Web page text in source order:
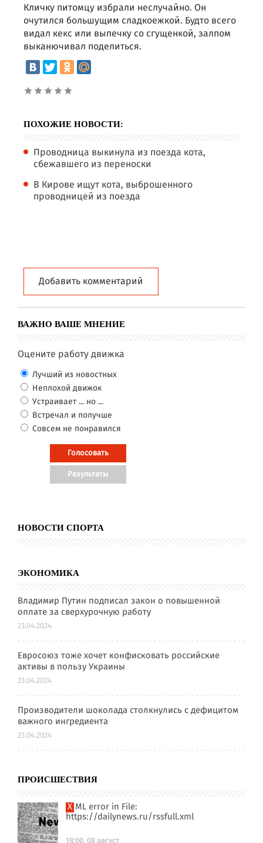
Кличку питомцу избрали неслучайно. Он
очутился большущим сладкоежкой. Будто всего
видал кекс или выпечку со сгущенкой, залпом
выканючивал поделиться.
ПОХОЖИЕ НОВОСТИ:
Проводница выкинула из поезда кота,
сбежавшего из переноски
В Кирове ищут кота, выброшенного
проводницей из поезда
Добавить комментарий
ВАЖНО ВАШЕ МНЕНИЕ
Оцените работу движка
Лучший из новостных
Неплохой движок
Устраивает ... но ...
Встречал и получше
Совсем не понравился
НОВОСТИ СПОРТА
ЭКОНОМИКА
Владимир Путин подписал закон о повышенной
оплате за сверхурочную работу
23.04.2024
Евросоюз тоже хочет конфисковать российские
активы в пользу Украины
23.04.2024
Производители шоколада столкнулись с дефицитом
важного ингредиента
23.04.2024
ПРОИСШЕСТВИЯ
XML error in File:
https://dailynews.ru/rssfull.xml